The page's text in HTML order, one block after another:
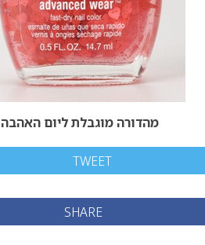
מהדורה מוגבלת ליום האהבה
TWEET
SHARE